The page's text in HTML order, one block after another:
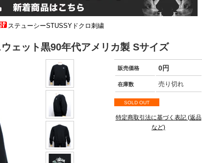
ステューシーSTUSSYドクロ刺繍
ェット黒90年代アメリカ製 Sサイズ
販売価格 0円
在庫数 売り切れ
SOLD OUT
特定商取引法に基づく表記 (返品
など)